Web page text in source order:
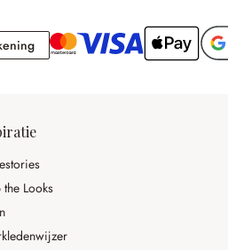
Rekening
Looks